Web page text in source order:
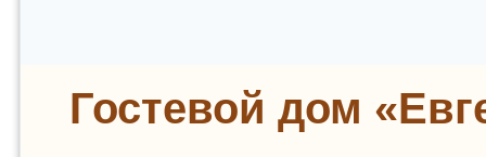
Гостевой дом